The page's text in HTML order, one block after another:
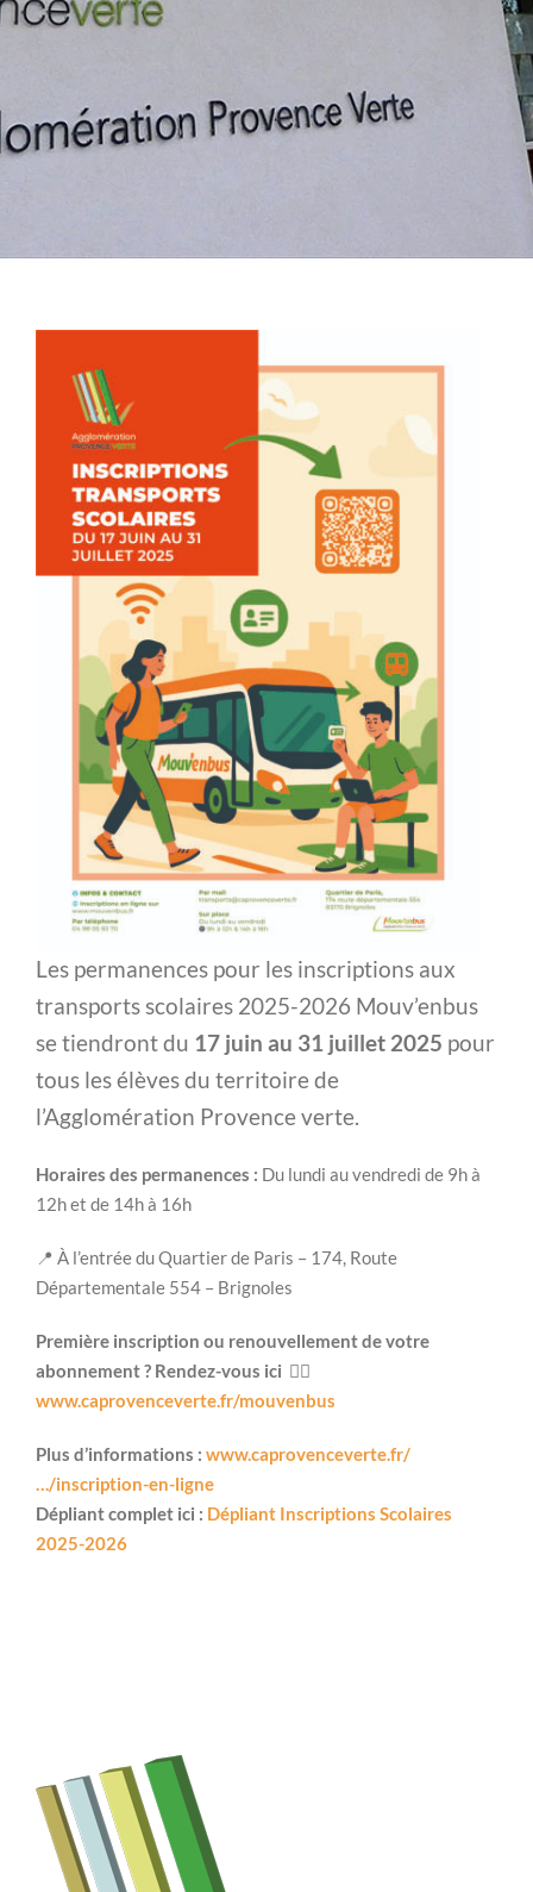
Les permanences pour les inscriptions aux
transports scolaires 2025-2026 Mouv’enbus
se tiendront du 17 juin au 31 juillet 2025 pour
tous les élèves du territoire de
l’Agglomération Provence verte.
Horaires des permanences : Du lundi au vendredi de 9h à
12h et de 14h à 16h
📍 À l’entrée du Quartier de Paris – 174, Route
Départementale 554 – Brignoles
Première inscription ou renouvellement de votre
abonnement ? Rendez-vous ici 👉🏻
www.caprovenceverte.fr/mouvenbus
Plus d’informations : www.caprovenceverte.fr/
…/inscription-en-ligne
Dépliant complet ici : Dépliant Inscriptions Scolaires
2025-2026